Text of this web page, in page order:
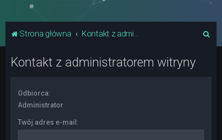
Strona główna Kontakt z administratorem witryny
Kontakt z administratorem witryny
Odbiorca:
Administrator
Twój adres e-mail: